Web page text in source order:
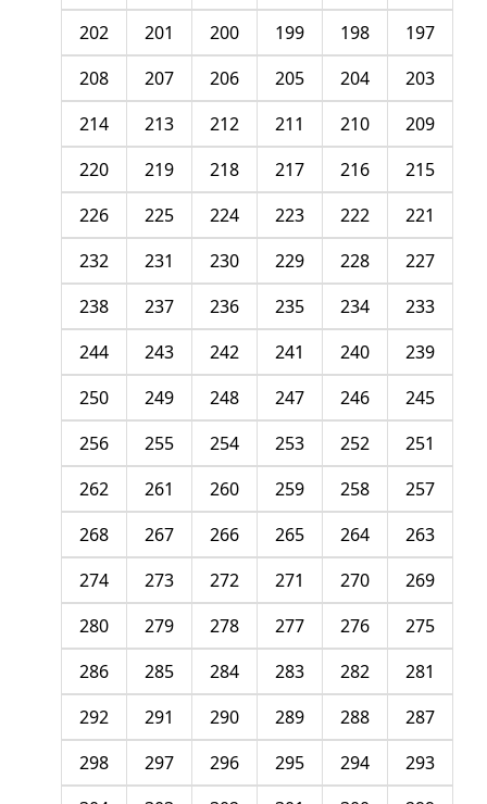
197
198
199
200
201
202
203
204
205
206
207
208
209
210
211
212
213
214
215
216
217
218
219
220
221
222
223
224
225
226
227
228
229
230
231
232
233
234
235
236
237
238
239
240
241
242
243
244
245
246
247
248
249
250
251
252
253
254
255
256
257
258
259
260
261
262
263
264
265
266
267
268
269
270
271
272
273
274
275
276
277
278
279
280
281
282
283
284
285
286
287
288
289
290
291
292
293
294
295
296
297
298